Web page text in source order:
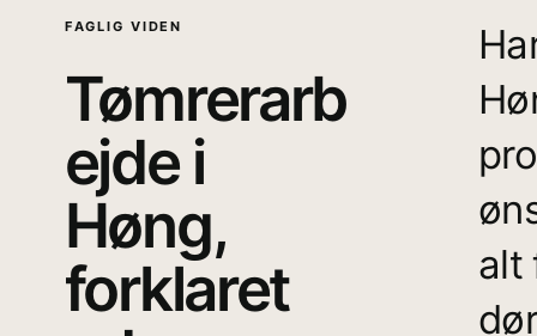
FAGLIG VIDEN
Tømrerarb
ejde i
Høng,
forklaret
alt